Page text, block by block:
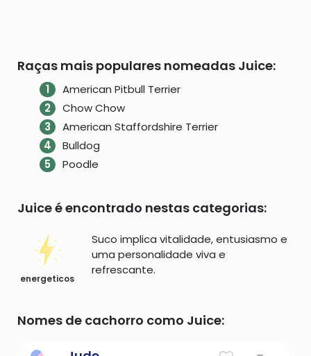
Raças mais populares nomeadas Juice:
American Pitbull Terrier
Chow Chow
American Staffordshire Terrier
Bulldog
Poodle
Juice é encontrado nestas categorias:
energeticos
Suco implica vitalidade, entusiasmo e
uma personalidade viva e
refrescante.
Nomes de cachorro como Juice: